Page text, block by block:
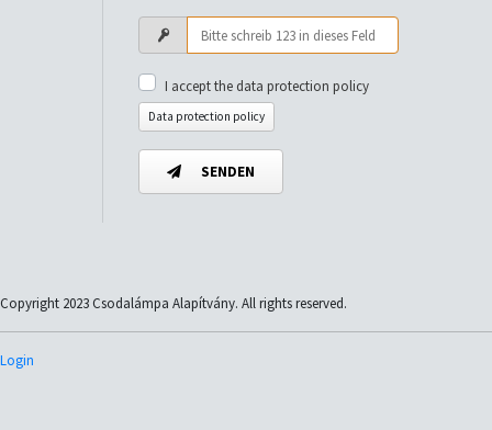
I accept the data protection policy
Data protection policy
SENDEN
Copyright 2023 Csodalámpa Alapítvány. All rights reserved.
Login